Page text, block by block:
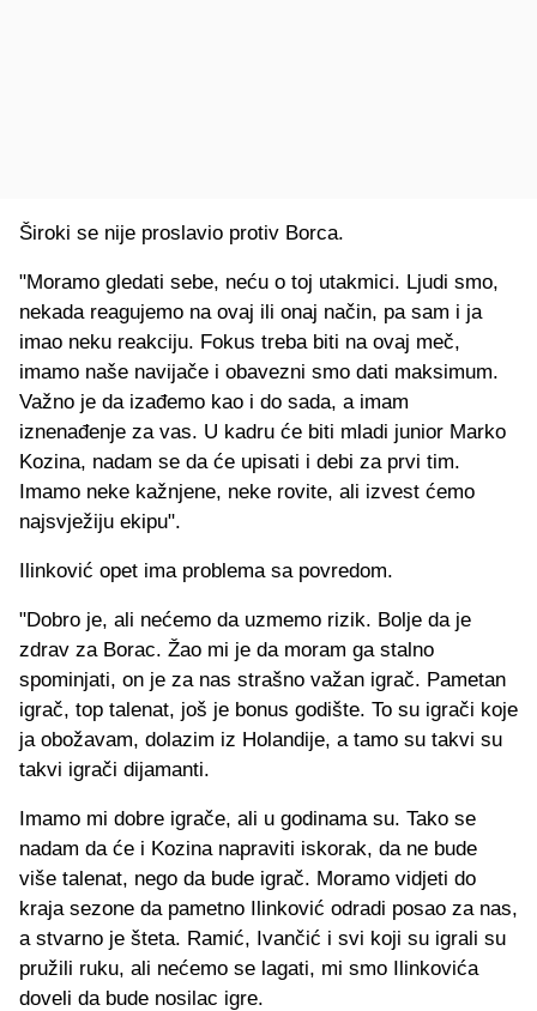
Široki se nije proslavio protiv Borca.
"Moramo gledati sebe, neću o toj utakmici. Ljudi smo,
nekada reagujemo na ovaj ili onaj način, pa sam i ja
imao neku reakciju. Fokus treba biti na ovaj meč,
imamo naše navijače i obavezni smo dati maksimum.
Važno je da izađemo kao i do sada, a imam
iznenađenje za vas. U kadru će biti mladi junior Marko
Kozina, nadam se da će upisati i debi za prvi tim.
Imamo neke kažnjene, neke rovite, ali izvest ćemo
najsvježiju ekipu".
Ilinković opet ima problema sa povredom.
"Dobro je, ali nećemo da uzmemo rizik. Bolje da je
zdrav za Borac. Žao mi je da moram ga stalno
spominjati, on je za nas strašno važan igrač. Pametan
igrač, top talenat, još je bonus godište. To su igrači koje
ja obožavam, dolazim iz Holandije, a tamo su takvi su
takvi igrači dijamanti.
Imamo mi dobre igrače, ali u godinama su. Tako se
nadam da će i Kozina napraviti iskorak, da ne bude
više talenat, nego da bude igrač. Moramo vidjeti do
kraja sezone da pametno Ilinković odradi posao za nas,
a stvarno je šteta. Ramić, Ivančić i svi koji su igrali su
pružili ruku, ali nećemo se lagati, mi smo Ilinkovića
doveli da bude nosilac igre.